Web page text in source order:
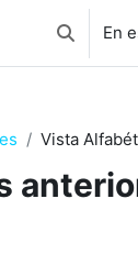
Selector
En
Vista